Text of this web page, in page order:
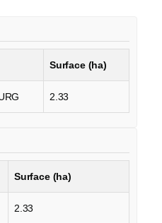
Surface (ha)
2.33
Surface (ha)
2.33